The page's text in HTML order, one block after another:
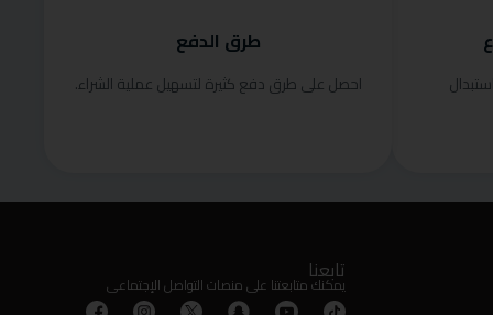
طرق الدفع
احصل على طرق دفع كثيرة لتسهيل عملية الشراء.
تابعنا
يمكنك متابعتنا على منصات التواصل الإجتماعى